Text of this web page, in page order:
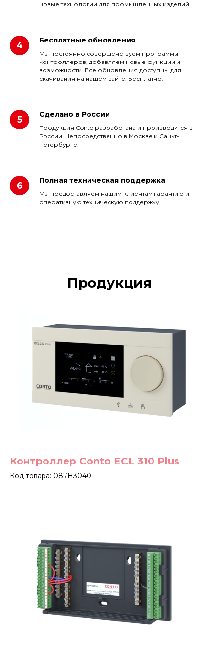
новые технологии для промышленных изделий.
Бесплатные обновления
Мы постоянно совершенствуем программы
контроллеров, добавляем новые функции и
возможности. Все обновления доступны для
скачивания на нашем сайте. Бесплатно.
Сделано в России
Продукция Conto разработана и производится в
России. Непосредственно в Москве и Санкт-
Петербурге.
Полная техническая поддержка
Мы предоставляем нашим клиентам гарантию и
оперативную техническую поддержку.
Продукция
Контроллер Conto ECL 310 Plus
Код товара: 087H3040